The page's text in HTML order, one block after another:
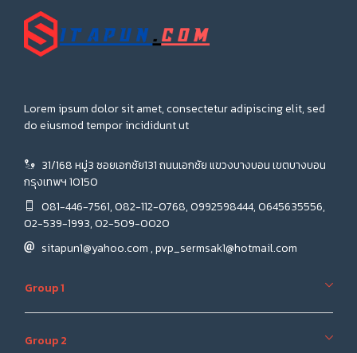
Lorem ipsum dolor sit amet, consectetur adipiscing elit, sed
do eiusmod tempor incididunt ut
31/168 หมู่3 ซอยเอกชัย131 ถนนเอกชัย แขวงบางบอน เขตบางบอน
กรุงเทพฯ 10150
081-446-7561, 082-112-0768, 0992598444, 0645635556,
02-539-1993, 02-509-0020
sitapun1@yahoo.com , pvp_sermsak1@hotmail.com
Group 1
Group 2